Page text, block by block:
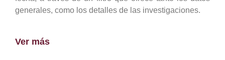
generales, como los detalles de las investigaciones.
Ver más